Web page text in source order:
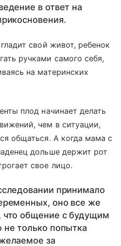
в ответ на
свой живот, ребенок
ручками самого себя,
на материнских
плод начинает делать
чем в ситуации,
общаться. А когда мама с
дольше держит рот
свое лицо.
принимало
оно все же
что общение с будущим
только попытка
за